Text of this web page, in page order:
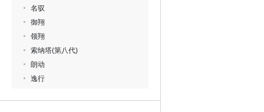
名驭
御翔
领翔
索纳塔(第八代)
朗动
逸行